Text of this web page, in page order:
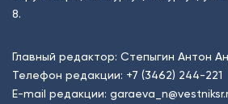
8.
Главный редактор: Степыгин Антон
Телефон редакции: +7 (3462) 244-221
E-mail редакции: